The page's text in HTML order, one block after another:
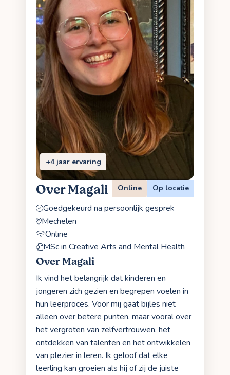
+4 jaar ervaring
Over Magali Online Op locatie
Goedgekeurd na persoonlijk gesprek
Mechelen
Online
MSc in Creative Arts and Mental Health
Over Magali
Ik vind het belangrijk dat kinderen en
jongeren zich gezien en begrepen voelen in
hun leerproces. Voor mij gaat bijles niet
alleen over betere punten, maar vooral over
het vergroten van zelfvertrouwen, het
ontdekken van talenten en het ontwikkelen
van plezier in leren. Ik geloof dat elke
leerling kan groeien als hij of zij de juiste